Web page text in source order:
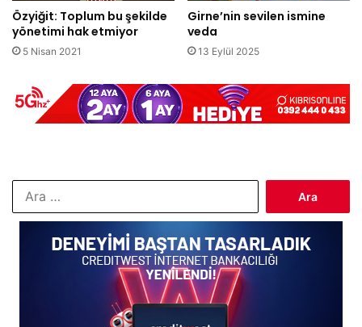
Özyiğit: Toplum bu şekilde
yönetimi hak etmiyor
5 Nisan 2021
Girne’nin sevilen ismine
veda
13 Eylül 2025